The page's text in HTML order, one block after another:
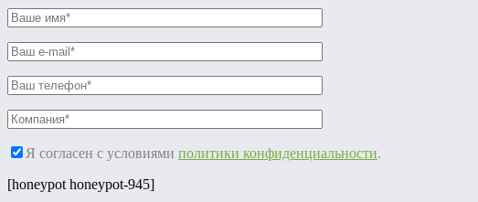
Я согласен с условиями политики конфиденциальности.
[honeypot honeypot-945]